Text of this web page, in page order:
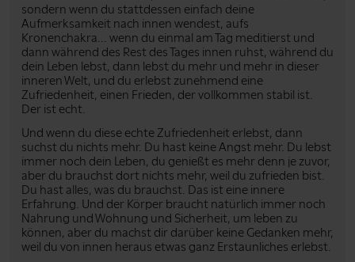
sondern wenn du stattdessen einfach deine
Aufmerksamkeit nach innen wendest, aufs
Kronenchakra... wenn du einmal am Tag meditierst und
dann während des Rest des Tages innen ruhst, während du
dein Leben lebst, dann lebst du mehr und mehr in dieser
inneren Welt, und du erlebst zunehmend eine
Zufriedenheit, einen Frieden, der vollkommen stabil ist.
Der ist echt.
Und wenn du diese echte Zufriedenheit erlebst, dann
suchst du nichts mehr. Du hast keine Angst mehr. Du lebst
immer noch dein Leben, du genießt es mehr denn je zuvor,
aber du brauchst dort nichts mehr, weil du zufrieden bist.
Du hast alles, was du brauchst. Das ist eine innere
Erfahrung. Und der Körper braucht natürlich immer noch
Nahrung und Wohnung und Sicherheit, um leben zu
können, aber du machst dir darüber keine Gedanken mehr,
weil du von innen heraus etwas ganz Erstaunliches erlebst.